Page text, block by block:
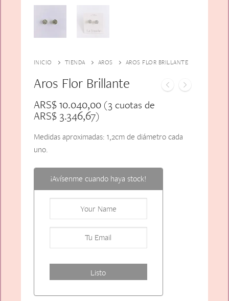
INICIO TIENDA AROS AROS FLOR BRILLANTE
Aros Flor Brillante
ARS$10.040,00(3 cuotas de
ARS$3.346,67)
Medidas aproximadas: 1,2cm de diámetro cada
uno.
¡Avísenme cuando haya stock!